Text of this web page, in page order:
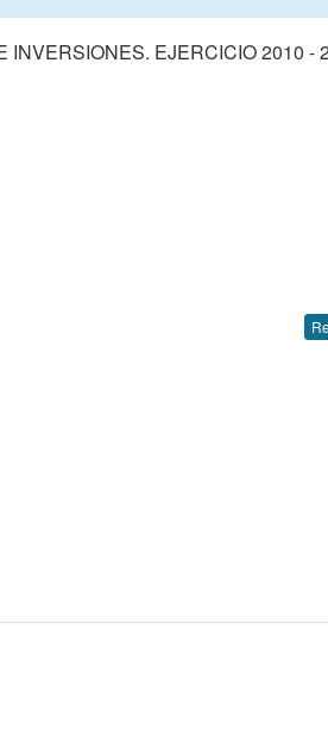
EJERCICIO 2010 -